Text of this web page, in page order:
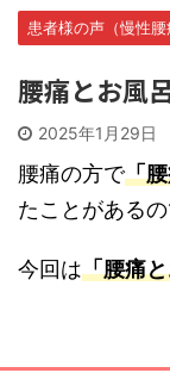
患者様の声（慢性腰
腰痛とお風
2025年1月29日
腰痛の方で「
たことがある
今回は「腰痛